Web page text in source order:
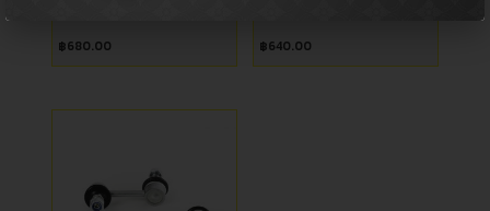
฿680.00 ฿640.00